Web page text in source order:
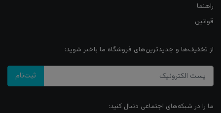
راهنما
قوانین
از تخفیف‌ها و جدیدترین‌های فروشگاه ما باخبر شوید:
ثبت‌نام
ما را در شبکه‌های اجتماعی دنبال کنید: